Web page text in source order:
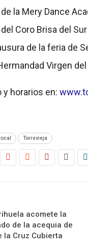
la Mery Dance
Coro Brisa del Sur
de la feria de
Virgen
horarios en:
Torrevieja
acomete la
de la acequia de
la Cruz Cubierta